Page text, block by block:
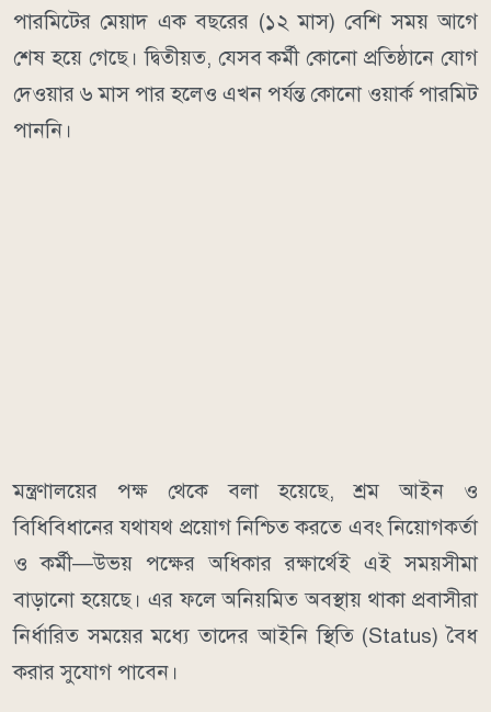
পারমিটের মেয়াদ এক বছরের (১২ মাস) বেশি সময় আগে
শেষ হয়ে গেছে। দ্বিতীয়ত, যেসব কর্মী কোনো প্রতিষ্ঠানে যোগ
দেওয়ার ৬ মাস পার হলেও এখন পর্যন্ত কোনো ওয়ার্ক পারমিট
পাননি।
মন্ত্রণালয়ের পক্ষ থেকে বলা হয়েছে, শ্রম আইন ও
বিধিবিধানের যথাযথ প্রয়োগ নিশ্চিত করতে এবং নিয়োগকর্তা
ও কর্মী—উভয় পক্ষের অধিকার রক্ষার্থেই এই সময়সীমা
বাড়ানো হয়েছে। এর ফলে অনিয়মিত অবস্থায় থাকা প্রবাসীরা
নির্ধারিত সময়ের মধ্যে তাদের আইনি স্থিতি (Status) বৈধ
করার সুযোগ পাবেন।